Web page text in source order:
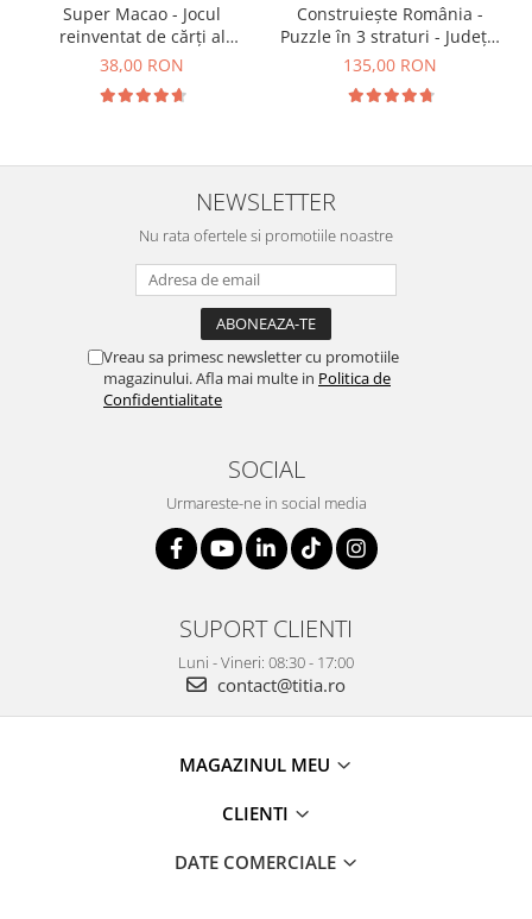
Super Macao - Jocul
reinventat de cărți al
copilăriei
38,00 RON
Construiește România -
Puzzle în 3 straturi - Județe,
Regiuni, Relief
135,00 RON
NEWSLETTER
Nu rata ofertele si promotiile noastre
Vreau sa primesc newsletter cu promotiile
magazinului. Afla mai multe in Politica de
Confidentialitate
SOCIAL
Urmareste-ne in social media
SUPORT CLIENTI
Luni - Vineri: 08:30 - 17:00
contact@titia.ro
MAGAZINUL MEU
CLIENTI
DATE COMERCIALE